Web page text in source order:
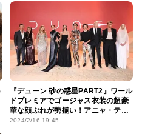
『デューン 砂の惑星PART2』ワール
ドプレミアでゴージャス衣装の超豪
華な顔ぶれが勢揃い！アニャ・テイ
ラー＝ジョイの出演も明らかに
2024/2/16 19:45